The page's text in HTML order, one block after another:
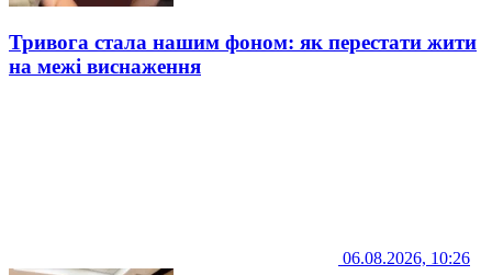
Тривога стала нашим фоном: як перестати жити
на межі виснаження
06.08.2026, 10:26